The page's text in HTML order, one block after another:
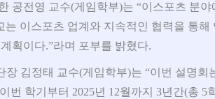
공전영 교수(게임학부)는 “이스포츠 분
는 이스포츠 업계와 지속적인 협력을 통
획이다.”라며 포부를 밝혔다.
장 김정태 교수(게임학부)는 “이번 설명
번 학기부터 2025년 12월까지 3년간(총